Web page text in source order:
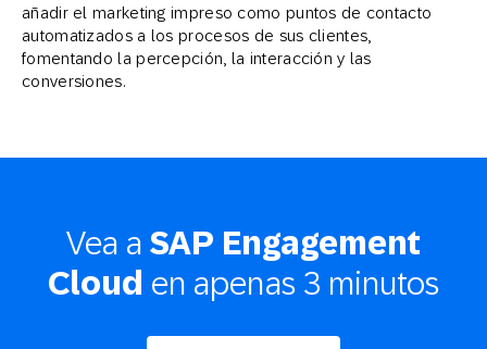
añadir el marketing impreso como puntos de contacto
automatizados a los procesos de sus clientes,
fomentando la percepción, la interacción y las
conversiones.
Vea aSAP Engagement
Cloud en apenas 3 minutos